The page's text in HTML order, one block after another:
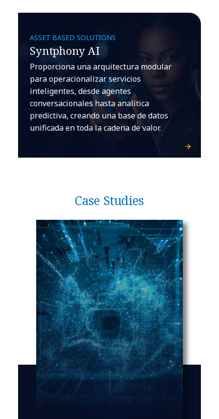
ASSET BASED SOLUTIONS
Syntphony AI
Proporciona una arquitectura modular
para operacionalizar servicios
inteligentes, desde agentes
conversacionales hasta analítica
predictiva, creando una base de datos
unificada en toda la cadena de valor.
Case Studies